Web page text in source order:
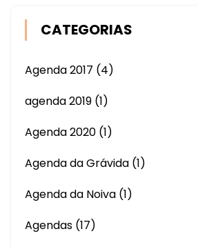
CATEGORIAS
Agenda 2017 (4)
agenda 2019 (1)
Agenda 2020 (1)
Agenda da Grávida (1)
Agenda da Noiva (1)
Agendas (17)